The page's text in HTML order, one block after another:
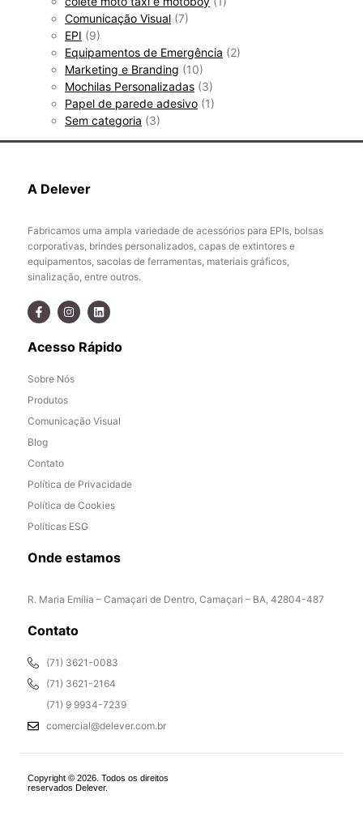
Comunicação Visual (7)
EPI (9)
Equipamentos de Emergência (2)
Marketing e Branding (10)
Mochilas Personalizadas (3)
Papel de parede adesivo (1)
Sem categoria (3)
A Delever
Fabricamos uma ampla variedade de acessórios para EPIs, bolsas
corporativas, brindes personalizados, capas de extintores e
equipamentos, sacolas de ferramentas, materiais gráficos,
sinalização, entre outros.
Acesso Rápido
Sobre Nós
Produtos
Comunicação Visual
Blog
Contato
Política de Privacidade
Política de Cookies
Políticas ESG
Onde estamos
R. Maria Emília – Camaçari de Dentro, Camaçari – BA, 42804-487
Contato
(71) 3621-0083
(71) 3621-2164
(71) 9 9934-7239
comercial@delever.com.br
Copyright © 2026. Todos os direitos
reservados Delever.